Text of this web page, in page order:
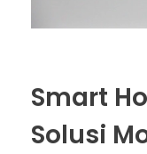
Smart
Solusi